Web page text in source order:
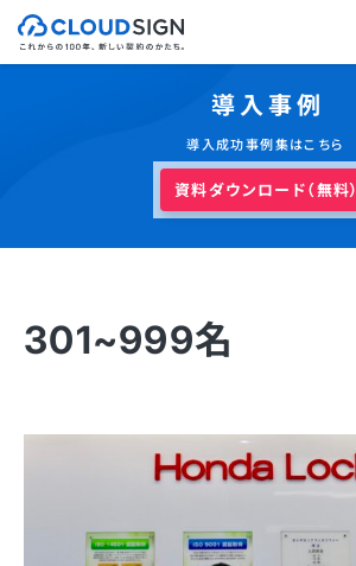
導入事例
導入成功事例集はこちら
資料ダウンロード（無料）
301~999名